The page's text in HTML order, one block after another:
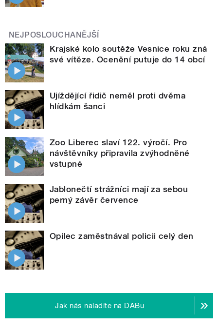
NEJPOSLOUCHANĚJŠÍ
Krajské kolo soutěže Vesnice roku zná
své vítěze. Ocenění putuje do 14 obcí
Ujíždějící řidič neměl proti dvěma
hlídkám šanci
Zoo Liberec slaví 122. výročí. Pro
návštěvníky připravila zvýhodněné
vstupné
Jablonečtí strážníci mají za sebou
perný závěr července
Opilec zaměstnával policii celý den
Jak nás naladíte na DABu